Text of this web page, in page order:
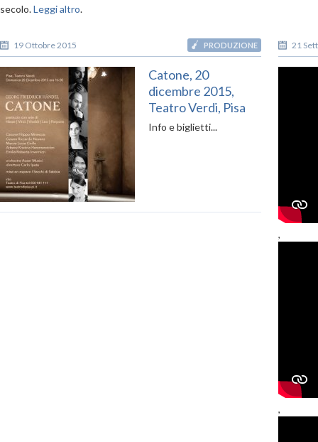
secolo.Leggi altro.
PRODUZIONE
19 Ottobre 2015
Catone, 20
dicembre 2015,
Teatro Verdi, Pisa
Info e biglietti...
21
,
,